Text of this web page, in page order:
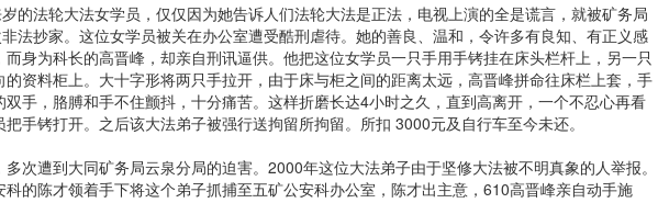
的法轮大法女学员，仅仅因为她告诉人们法轮大法是正法，电视上演的全是谎言，就被矿务局
法抄家。这位女学员被关在办公室遭受酷刑虐待。她的善良、温和，令许多有良知、有正义感
而身为科长的高晋峰，却亲自刑讯逼供。他把这位女学员一只手用手铐挂在床头栏杆上，另一只
资料柜上。大十字形将两只手拉开，由于床与柜之间的距离太远，高晋峰拼命往床栏上套，手
手，胳膊和手不住颤抖，十分痛苦。这样折磨长达4小时之久，直到高离开，一个不忍心再看
手铐打开。之后该大法弟子被强行送拘留所拘留。所扣 3000元及自行车至今未还。
次遭到大同矿务局云泉分局的迫害。2000年这位大法弟子由于坚修大法被不明真象的人举报。
科的陈才领着手下将这个弟子抓捕至五矿公安科办公室，陈才出主意，610高晋峰亲自动手施